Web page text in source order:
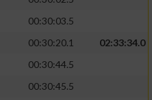
00:30:03.5
00:30:20.1
02:33:34.0
00:30:44.5
00:30:45.5